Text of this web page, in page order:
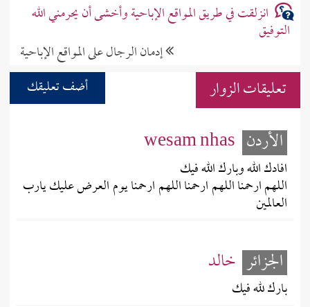
انزلقت في طريق المواقع الإباحية وأخشى أن يحرمني الله
التوفيق
إدمان الرجال على المواقع الإباحية
تعليقات الزوار أضف تعليقك
الأردن wesam nhas
افادك الله وبارك الله فيك
اللهم ارحمنا اللهم ارحمنا اللهم ارحمنا يوم العرض عليك يارب
العالمين
الجزائر خالد
بارك لله فيك